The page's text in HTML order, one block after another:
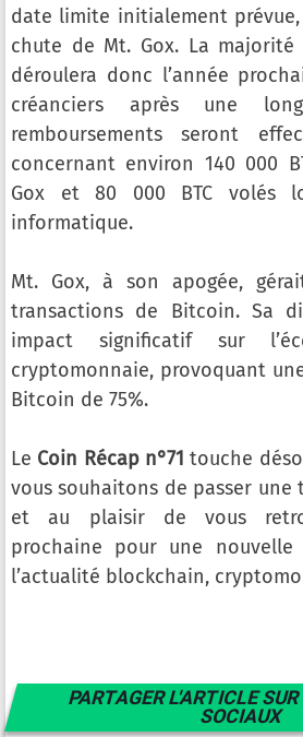
date limite initialement
chute de Mt. Gox. La majorité
déroulera donc l’année
créanciers après une
remboursements seront
concernant environ 140 000
Gox et 80 000 BTC volés
informatique.
Mt. Gox, à son apogée,
transactions de Bitcoin. Sa
impact significatif sur
cryptomonnaie, provoquant
Bitcoin de 75%.
Le Coin Récap n°71touche
vous souhaitons de passer une
et au plaisir de vous
prochaine pour une
l’actualité blockchain,
PARTAGER L'ARTICLE
SOCIAUX